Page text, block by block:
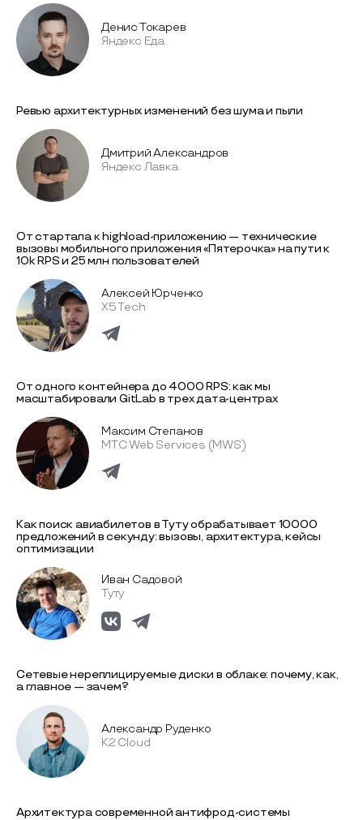
Денис Токарев
Яндекс Еда
Ревью архитектурных изменений без шума и пыли
Дмитрий Александров
Яндекс Лавка
От стартапа к highload-приложению — технические
вызовы мобильного приложения «Пятерочка» на пути к
10k RPS и 25 млн пользователей
Алексей Юрченко
X5 Tech
От одного контейнера до 4000 RPS: как мы
масштабировали GitLab в трех дата-центрах
Максим Степанов
МТС Web Services (MWS)
Как поиск авиабилетов в Туту обрабатывает 10000
предложений в секунду: вызовы, архитектура, кейсы
оптимизации
Иван Садовой
Туту
Сетевые нереплицируемые диски в облаке: почему, как,
а главное — зачем?
Александр Руденко
K2 Cloud
Архитектура современной антифрод-системы